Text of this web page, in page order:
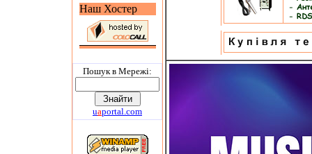
Наш Хостер
Пошук в Мережi:
uaportal.com